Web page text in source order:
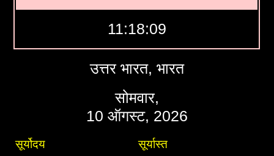
11:18:10
उत्तर भारत, भारत
सोमवार,
10 ऑगस्ट, 2026
सूर्योदय
सूर्यास्त